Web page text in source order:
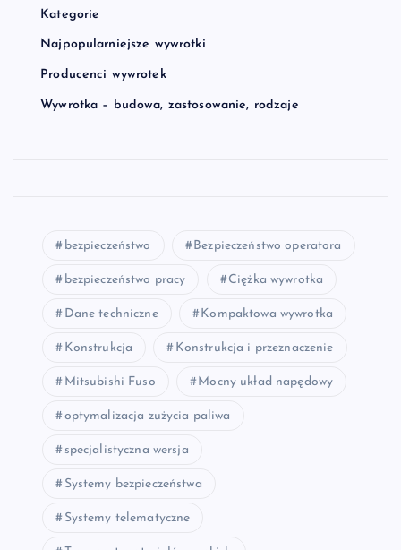
Kategorie
Najpopularniejsze wywrotki
Producenci wywrotek
Wywrotka – budowa, zastosowanie, rodzaje
bezpieczeństwo Bezpieczeństwo operatora
bezpieczeństwo pracy Ciężka wywrotka
Dane techniczne Kompaktowa wywrotka
Konstrukcja Konstrukcja i przeznaczenie
Mitsubishi Fuso Mocny układ napędowy
optymalizacja zużycia paliwa
specjalistyczna wersja
Systemy bezpieczeństwa
Systemy telematyczne